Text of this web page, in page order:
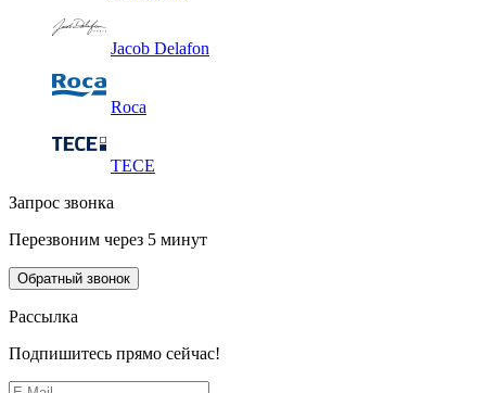
Jacob Delafon
Roca
TECE
Запрос звонка
Перезвоним через 5 минут
Обратный звонок
Рассылка
Подпишитесь прямо сейчас!